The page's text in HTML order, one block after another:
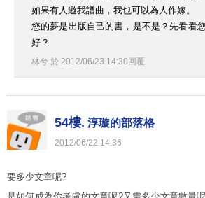
如果有人邀我譜曲，我也可以為人作嫁。
您的夢是出版自己的書，是不是？先看看
好？
林兮 於 2012/06/23 14:30 回覆
54樓. 淳璇的部落格
2012/06/22 14:36
要多少文章呢?